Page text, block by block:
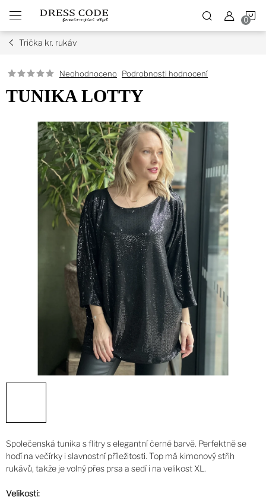
obsah
Trička kr. rukáv
Neohodnoceno Podrobnosti hodnocení
TUNIKA LOTTY
Společenská tunika s flitry s elegantní černé barvě. Perfektně se
hodí na večírky i slavnostní příležitosti. Top má kimonový střih
rukávů, takže je volný přes prsa a sedí i na velikost XL.
Velikosti: